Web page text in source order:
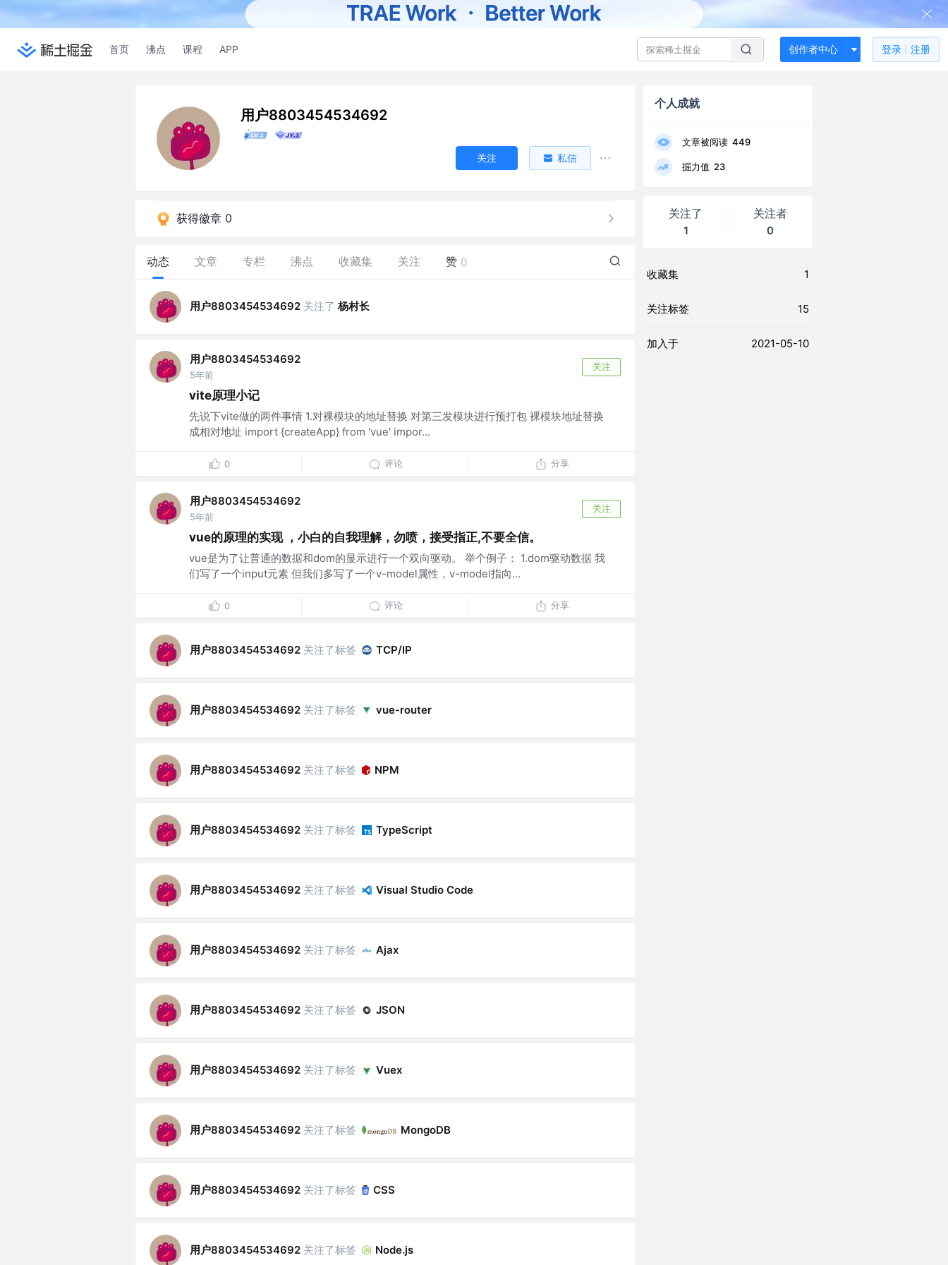
首页 沸点 课程 APP 创作者中心 登录 注册
用户8803454534692
关注 私信
获得徽章 0
动态 文章 专栏 沸点 收藏集 关注 赞 0
用户8803454534692 关注了 杨村长
用户8803454534692
5年前
关注
vite原理小记
先说下vite做的两件事情 1.对裸模块的地址替换 对第三发模块进行预打包 裸模块地址替换
成相对地址 import {createApp} from 'vue' impor...
0 评论 分享
用户8803454534692
5年前
关注
vue的原理的实现 ，小白的自我理解，勿喷，接受指正,不要全信。
vue是为了让普通的数据和dom的显示进行一个双向驱动。 举个例子： 1.dom驱动数据 我
们写了一个input元素 但我们多写了一个v-model属性，v-model指向...
0 评论 分享
用户8803454534692 关注了标签 TCP/IP
用户8803454534692 关注了标签 vue-router
用户8803454534692 关注了标签 NPM
用户8803454534692 关注了标签 TypeScript
用户8803454534692 关注了标签 Visual Studio Code
用户8803454534692 关注了标签 Ajax
用户8803454534692 关注了标签 JSON
用户8803454534692 关注了标签 Vuex
用户8803454534692 关注了标签 MongoDB
用户8803454534692 关注了标签 CSS
用户8803454534692 关注了标签 Node.js
个人成就
文章被阅读 449
掘力值 23
关注了
1
关注者
0
收藏集 1
关注标签 15
加入于 2021-05-10